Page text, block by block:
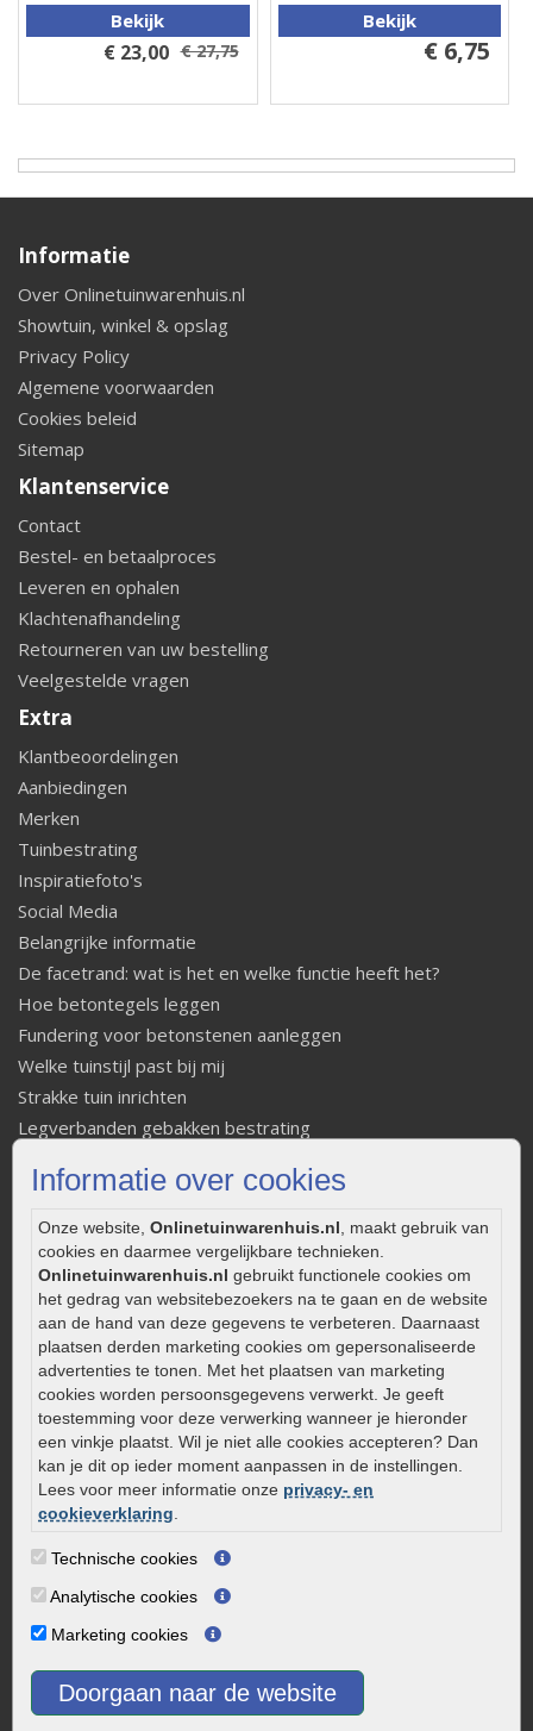
Informatie over cookies
Onze website, Onlinetuinwarenhuis.nl, maakt gebruik van
cookies en daarmee vergelijkbare technieken.
Onlinetuinwarenhuis.nl gebruikt functionele cookies om
het gedrag van websitebezoekers na te gaan en de website
aan de hand van deze gegevens te verbeteren. Daarnaast
plaatsen derden marketing cookies om gepersonaliseerde
advertenties te tonen. Met het plaatsen van marketing
cookies worden persoonsgegevens verwerkt. Je geeft
toestemming voor deze verwerking wanneer je hieronder
een vinkje plaatst. Wil je niet alle cookies accepteren? Dan
kan je dit op ieder moment aanpassen in de instellingen.
Lees voor meer informatie onze privacy- en
cookieverklaring.
Technische cookies
Analytische cookies
Marketing cookies
Doorgaan naar de website
Bekijk
€ 23,00 € 27,75
Bekijk
€ 6,75
Informatie
Over Onlinetuinwarenhuis.nl
Showtuin, winkel & opslag
Privacy Policy
Algemene voorwaarden
Cookies beleid
Sitemap
Klantenservice
Contact
Bestel- en betaalproces
Leveren en ophalen
Klachtenafhandeling
Retourneren van uw bestelling
Veelgestelde vragen
Extra
Klantbeoordelingen
Aanbiedingen
Merken
Tuinbestrating
Inspiratiefoto's
Social Media
Belangrijke informatie
De facetrand: wat is het en welke functie heeft het?
Hoe betontegels leggen
Fundering voor betonstenen aanleggen
Welke tuinstijl past bij mij
Strakke tuin inrichten
Legverbanden gebakken bestrating
Aanlegtips voor gebakken bestrating
Zelf een terras aanleggen
Kleine stadstuin inrichten
0320 – 219170
Kaapstanderweg 41
8243 RB Lelystad
info@onlinetuinwarenhuis.nl
Routebeschrijving
Openingstijden
Maandag
08:00 - 17:00
Dinsdag
Woensdag
Donderdag
Vrijdag
Zondag
Gesloten